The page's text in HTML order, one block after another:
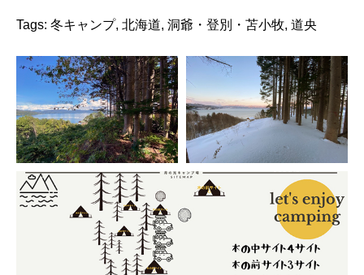
Tags: 冬キャンプ, 北海道, 洞爺・登別・苫小牧, 道央